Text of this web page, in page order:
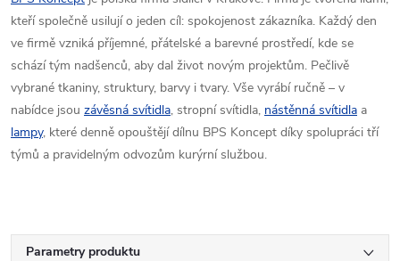
kteří společně usilují o jeden cíl: spokojenost zákazníka. Každý den
ve firmě vzniká příjemné, přátelské a barevné prostředí, kde se
schází tým nadšenců, aby dal život novým projektům. Pečlivě
vybrané tkaniny, struktury, barvy i tvary. Vše vyrábí ručně – v
nabídce jsou závěsná svítidla, stropní svítidla, nástěnná svítidla a
lampy, které denně opouštějí dílnu BPS Koncept díky spolupráci tří
týmů a pravidelným odvozům kurýrní službou.
Parametry produktu